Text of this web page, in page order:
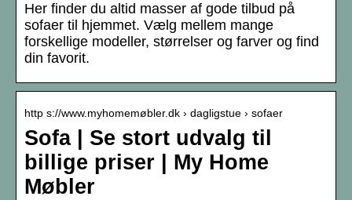
Her finder du altid masser af gode tilbud på
sofaer til hjemmet. Vælg mellem mange
forskellige modeller, størrelser og farver og find
din favorit.
http s://www.myhomemøbler.dk › dagligstue › sofaer
Sofa | Se stort udvalg til
billige priser | My Home
Møbler